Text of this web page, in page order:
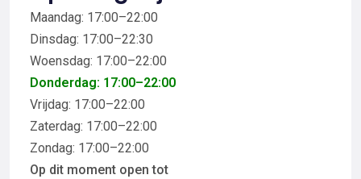
Maandag: 17:00–22:00
Dinsdag: 17:00–22:30
Woensdag: 17:00–22:00
Donderdag: 17:00–22:00
Vrijdag: 17:00–22:00
Zaterdag: 17:00–22:00
Zondag: 17:00–22:00
Op dit moment open tot